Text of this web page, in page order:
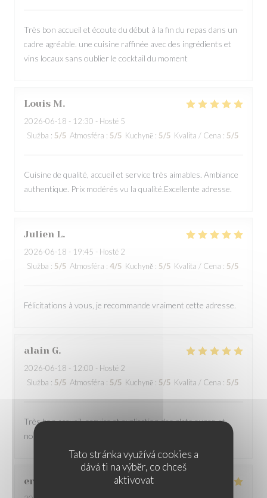
Tato stránka využívá cookies a
dává ti na výběr, co chceš
aktivovat
Très bon accueil et écoute du début à la fin du repas dans un
cadre agréable. une cuisine raffinée avec des ingrédients et
vins locaux sans oublier le cocktail du moment
Louis M
2026-06-18 - 12:30 - Hosté 5
Služba : 5/5 Atmosféra : 5/5 Kuchyně : 5/5 Kvalita / Cena : 5/5
Cuisine de qualité, accueil et service très aimables. Ambiance
authentique. Prix modérés vu la qualité.Excellente adresse.
Julien L
2026-06-18 - 19:45 - Hosté 2
Služba : 5/5 Atmosféra : 4/5 Kuchyně : 5/5 Kvalita / Cena : 5/5
Félicitations à vous, je recommande vraiment cette adresse.
alain G
2026-06-18 - 12:00 - Hosté 2
Služba : 5/5 Atmosféra : 5/5 Kuchyně : 5/5 Kvalita / Cena : 5/5
Très bon accueil, service et explication des plats super, et
nourriture ecellente
eric